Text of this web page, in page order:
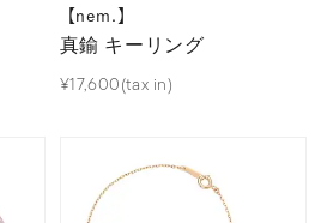
【nem.】
真鍮 キーリング
¥17,600(tax in)